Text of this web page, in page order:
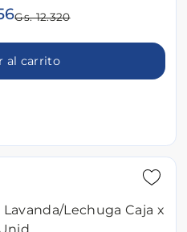
Gs. 12.320
al carrito
Lechuga Caja x